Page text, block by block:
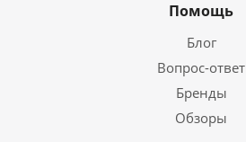
Помощь
Блог
Вопрос-ответ
Бренды
Обзоры